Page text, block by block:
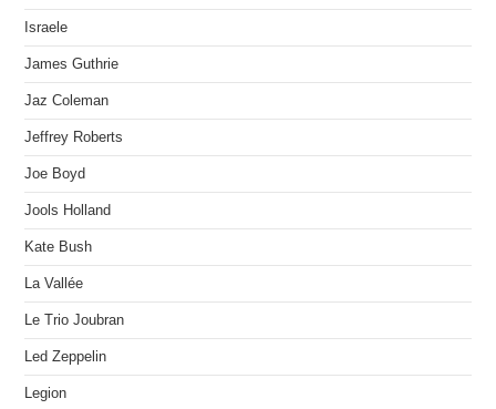
Israele
James Guthrie
Jaz Coleman
Jeffrey Roberts
Joe Boyd
Jools Holland
Kate Bush
La Vallée
Le Trio Joubran
Led Zeppelin
Legion